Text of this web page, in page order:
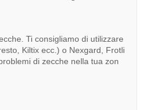
Ti consigliamo di utilizzare
Kiltix ecc.) o Nexgard, Frotli
di zecche nella tua zon